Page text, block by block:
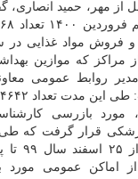
و فروش مواد غذایی
مورد از مراکز که موازین
روابط عمومی
مورد بازرسی
مورد از اماکن عمومی